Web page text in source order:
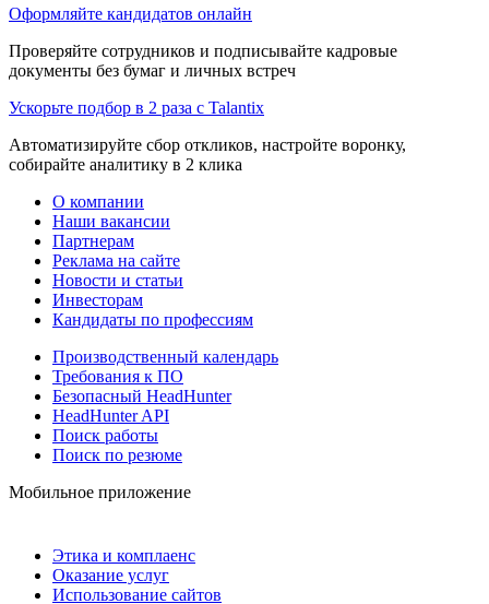
Оформляйте кандидатов онлайн
Проверяйте сотрудников и подписывайте кадровые
документы без бумаг и личных встреч
Ускорьте подбор в 2 раза с Talantix
Автоматизируйте сбор откликов, настройте воронку,
собирайте аналитику в 2 клика
О компании
Наши вакансии
Партнерам
Реклама на сайте
Новости и статьи
Инвесторам
Кандидаты по профессиям
Производственный календарь
Требования к ПО
Безопасный HeadHunter
HeadHunter API
Поиск работы
Поиск по резюме
Мобильное приложение
Этика и комплаенс
Оказание услуг
Использование сайтов